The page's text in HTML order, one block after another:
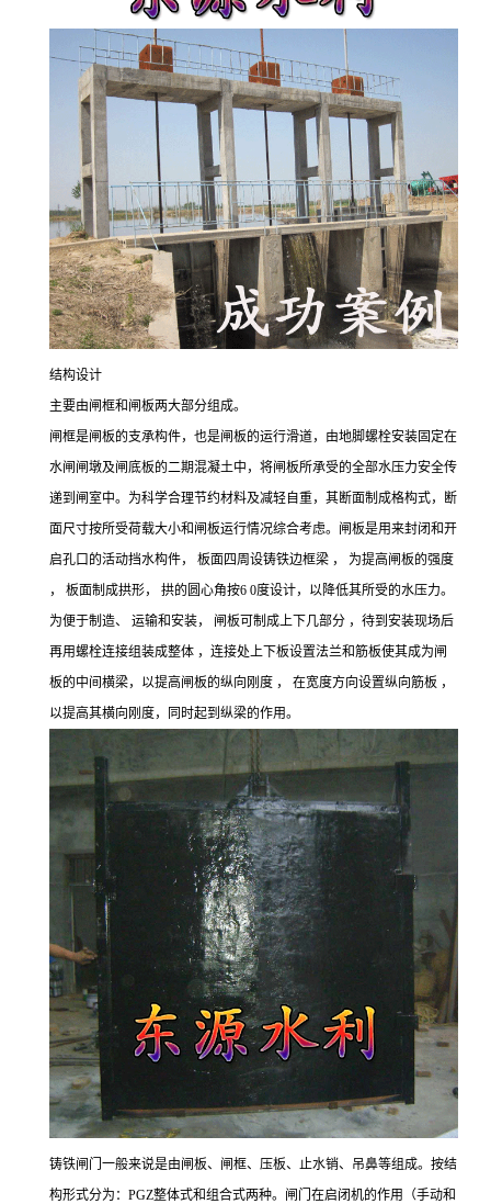
结构设计
主要由闸框和闸板两大部分组成。
闸框是闸板的支承构件，也是闸板的运行滑道，由地脚螺栓安装固定在
水闸闸墩及闸底板的二期混凝土中，将闸板所承受的全部水压力安全传
递到闸室中。为科学合理节约材料及减轻自重，其断面制成格构式，断
面尺寸按所受荷载大小和闸板运行情况综合考虑。闸板是用来封闭和开
启孔口的活动挡水构件， 板面四周设铸铁边框梁 ， 为提高闸板的强度
， 板面制成拱形， 拱的圆心角按6 0度设计，以降低其所受的水压力。
为便于制造、 运输和安装， 闸板可制成上下几部分 ，待到安装现场后
再用螺栓连接组装成整体 ，连接处上下板设置法兰和筋板使其成为闸
板的中间横梁，以提高闸板的纵向刚度 ， 在宽度方向设置纵向筋板 ，
以提高其横向刚度，同时起到纵梁的作用。
铸铁闸门一般来说是由闸板、闸框、压板、止水销、吊鼻等组成。按结
构形式分为：PGZ整体式和组合式两种。闸门在启闭机的作用（手动和